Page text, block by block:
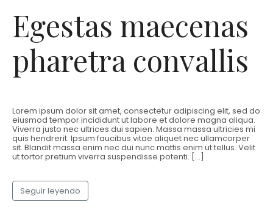
Egestas maecenas
pharetra convallis
Lorem ipsum dolor sit amet, consectetur adipiscing elit, sed do
eiusmod tempor incididunt ut labore et dolore magna aliqua.
Viverra justo nec ultrices dui sapien. Massa massa ultricies mi
quis hendrerit. Ipsum faucibus vitae aliquet nec ullamcorper
sit. Blandit massa enim nec dui nunc mattis enim ut tellus. Velit
ut tortor pretium viverra suspendisse potenti. […]
Seguir leyendo